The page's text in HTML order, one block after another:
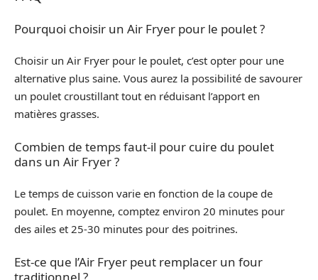
Pourquoi choisir un Air Fryer pour le poulet ?
Choisir un Air Fryer pour le poulet, c’est opter pour une
alternative plus saine. Vous aurez la possibilité de savourer
un poulet croustillant tout en réduisant l’apport en
matières grasses.
Combien de temps faut-il pour cuire du poulet
dans un Air Fryer ?
Le temps de cuisson varie en fonction de la coupe de
poulet. En moyenne, comptez environ 20 minutes pour
des ailes et 25-30 minutes pour des poitrines.
Est-ce que l’Air Fryer peut remplacer un four